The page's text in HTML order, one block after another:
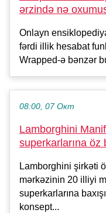
ərzində nə
Onlayn
fərdi illik hesabat
Wrapped-ə bənzər
08:00, 07 Окт
Lamborghini
superkarlarına öz
Lamborghini şirkəti
mərkəzinin 20 illiyi
superkarlarına
konsept...